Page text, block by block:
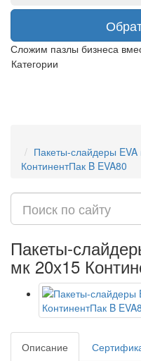
Сложим пазлы бизнеса
Категории
Пакеты-слайдеры
КонтинентПак B EVA80
Пакеты-
мк 20х15
Описание